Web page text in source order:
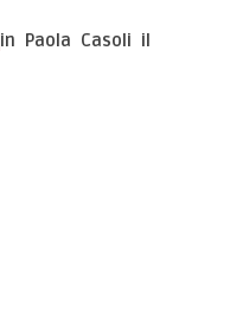
in Paola Casoli il